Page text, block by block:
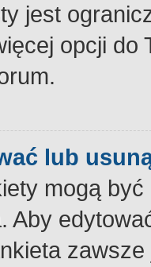
jest
opcji
lub
mogą
Aby